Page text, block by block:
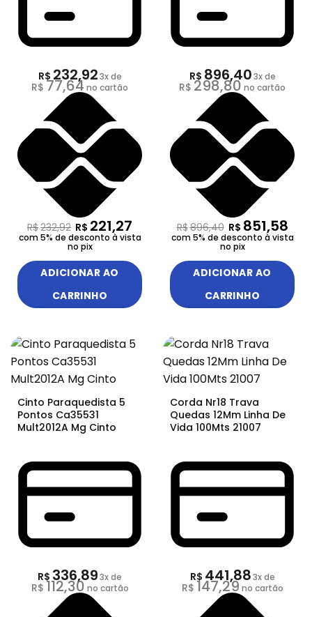
R$ 232,923x de
R$ 77,64no cartão
R$232,92 R$ 221,27
com 5% de desconto à vista
no pix
ADICIONAR AO
CARRINHO
R$ 896,403x de
R$ 298,80 no cartão
R$896,40 R$ 851,58
com 5% de desconto à vista
no pix
ADICIONAR AO
CARRINHO
Cinto Paraquedista 5
Pontos Ca35531
Mult2012A Mg Cinto
R$ 336,893x de
R$112,30 no cartão
Corda Nr18 Trava
Quedas 12Mm Linha De
Vida 100Mts 21007
R$ 441,883x de
R$ 147,29 no cartão